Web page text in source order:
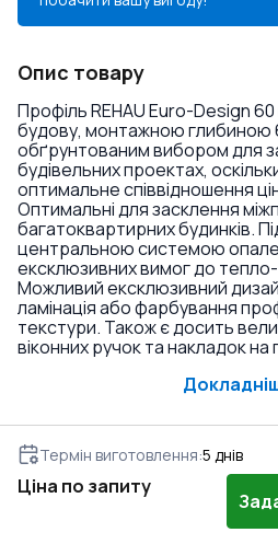
Опис товару
Профіль REHAU Euro-Design
будову, монтажною глибиною
обґрунтованим вибором для
будівельних проектах,
оптимальне співвідношення
Оптимальні для засклення
багатоквартирних будинків.
центральною системою
ексклюзивних вимог до тепло-
Можливий ексклюзивний
ламінація або фарбування
текстури. Також є досить
віконних ручок та накладок на
Термін виготовлення:5 днів
Ціна по запиту